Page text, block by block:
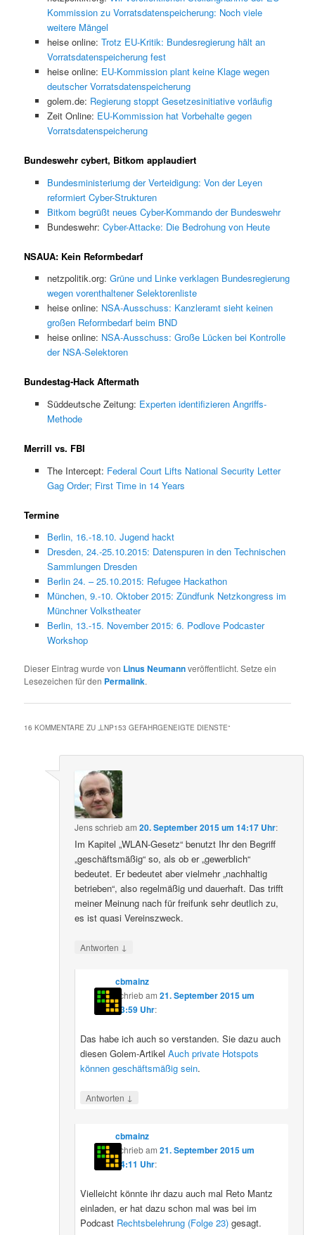
Kommission zu Vorratsdatenspeicherung: Noch viele
weitere Mängel
heise online: Trotz EU-Kritik: Bundesregierung hält an
Vorratsdatenspeicherung fest
heise online: EU-Kommission plant keine Klage wegen
deutscher Vorratsdatenspeicherung
golem.de: Regierung stoppt Gesetzesinitiative vorläufig
Zeit Online: EU-Kommission hat Vorbehalte gegen
Vorratsdatenspeicherung
Bundeswehr cybert, Bitkom applaudiert
Bundesministeriumg der Verteidigung: Von der Leyen
reformiert Cyber-Strukturen
Bitkom begrüßt neues Cyber-Kommando der Bundeswehr
Bundeswehr: Cyber-Attacke: Die Bedrohung von Heute
NSAUA: Kein Reformbedarf
netzpolitik.org: Grüne und Linke verklagen Bundesregierung
wegen vorenthaltener Selektorenliste
heise online: NSA-Ausschuss: Kanzleramt sieht keinen
großen Reformbedarf beim BND
heise online: NSA-Ausschuss: Große Lücken bei Kontrolle
der NSA-Selektoren
Bundestag-Hack Aftermath
Süddeutsche Zeitung: Experten identifizieren Angriffs-
Methode
Merrill vs. FBI
The Intercept: Federal Court Lifts National Security Letter
Gag Order; First Time in 14 Years
Termine
Berlin, 16.-18.10. Jugend hackt
Dresden, 24.-25.10.2015: Datenspuren in den Technischen
Sammlungen Dresden
Berlin 24. – 25.10.2015: Refugee Hackathon
München, 9.-10. Oktober 2015: Zündfunk Netzkongress im
Münchner Volkstheater
Berlin, 13.-15. November 2015: 6. Podlove Podcaster
Workshop
Dieser Eintrag wurde von Linus Neumannveröffentlicht. Setze ein
Lesezeichen für den Permalink.
16 KOMMENTARE ZU „LNP153 GEFAHRGENEIGTE DIENSTE“
Jensschriebam20. September 2015 um 14:17 Uhr:
Im Kapitel „WLAN-Gesetz“ benutzt Ihr den Begriff
„geschäftsmäßig“ so, als ob er „gewerblich“
bedeutet. Er bedeutet aber vielmehr „nachhaltig
betrieben“, also regelmäßig und dauerhaft. Das trifft
meiner Meinung nach für freifunk sehr deutlich zu,
es ist quasi Vereinszweck.
Antworten ↓
cbmainz
schriebam 21. September 2015 um
13:59 Uhr:
Das habe ich auch so verstanden. Sie dazu auch
diesen Golem-Artikel Auch private Hotspots
können geschäftsmäßig sein.
Antworten ↓
cbmainz
schriebam 21. September 2015 um
14:11 Uhr:
Vielleicht könnte ihr dazu auch mal Reto Mantz
einladen, er hat dazu schon mal was bei im
Podcast Rechtsbelehrung (Folge 23)gesagt.